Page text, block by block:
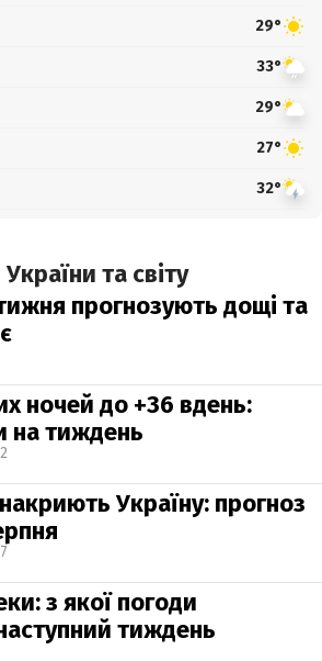
29°
33°
29°
27°
32°
та світу
прогнозують дощі та
ночей до +36 вдень:
на тиждень
Україну: прогноз
з якої погоди
тиждень